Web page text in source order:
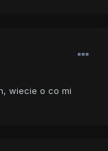
wiecie o co mi